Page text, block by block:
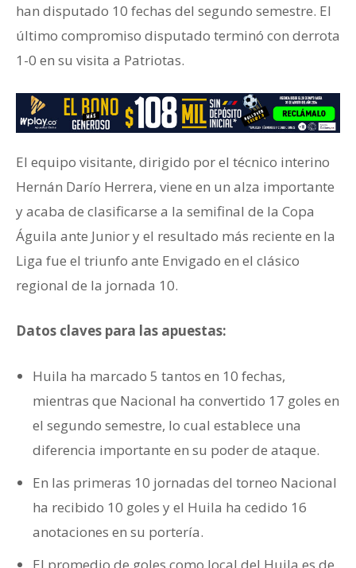
han disputado 10 fechas del segundo semestre. El
último compromiso disputado terminó con derrota
1-0 en su visita a Patriotas.
El equipo visitante, dirigido por el técnico interino
Hernán Darío Herrera, viene en un alza importante
y acaba de clasificarse a la semifinal de la Copa
Águila ante Junior y el resultado más reciente en la
Liga fue el triunfo ante Envigado en el clásico
regional de la jornada 10.
Datos claves para las apuestas:
Huila ha marcado 5 tantos en 10 fechas,
mientras que Nacional ha convertido 17 goles en
el segundo semestre, lo cual establece una
diferencia importante en su poder de ataque.
En las primeras 10 jornadas del torneo Nacional
ha recibido 10 goles y el Huila ha cedido 16
anotaciones en su portería.